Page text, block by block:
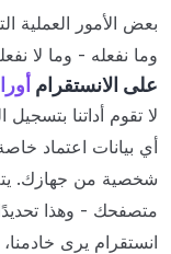
بعض الأمور العملية
وما نفعله - وما لا
على الانستقرام
لا تقوم أداتنا
أي بيانات اعتماد
شخصية من جهازك.
متصفحك - وهذا
انستقرام يرى